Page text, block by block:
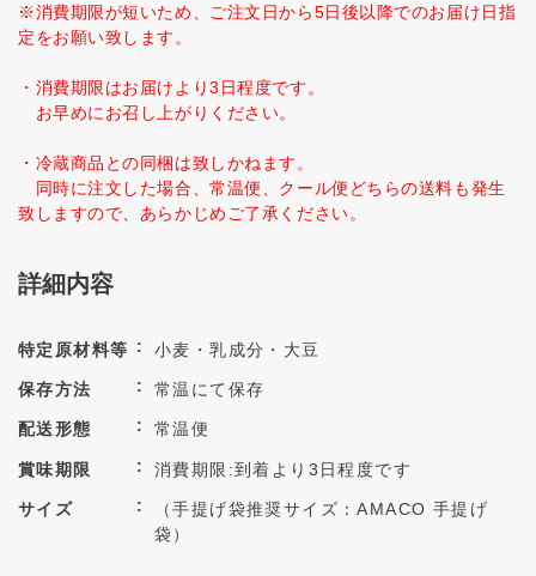
※消費期限が短いため、ご注文日から5日後以降でのお届け日指
定をお願い致します。
・消費期限はお届けより3日程度です。
お早めにお召し上がりください。
・冷蔵商品との同梱は致しかねます。
同時に注文した場合、常温便、クール便どちらの送料も発生
致しますので、あらかじめご了承ください。
詳細内容
特定原材料等 小麦・乳成分・大豆
保存方法 常温にて保存
配送形態 常温便
賞味期限 消費期限:到着より3日程度です
サイズ
（手提げ袋推奨サイズ：AMACO 手提げ
袋）